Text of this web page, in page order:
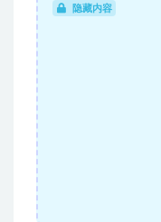
隐藏内容